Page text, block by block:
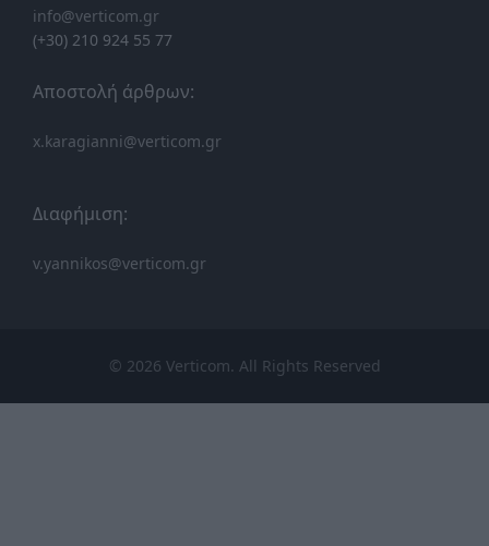
info@verticom.gr
(+30) 210 924 55 77
Αποστολή άρθρων:
x.karagianni@verticom.gr
Διαφήμιση:
v.yannikos@verticom.gr
© 2026 Verticom. All Rights Reserved